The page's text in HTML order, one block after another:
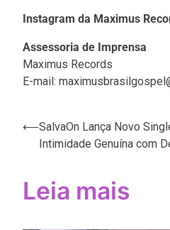
Instagram da Maximus
Assessoria de Imprensa
Maximus Records
E-mail:
Navegação
⟵SalvaOn Lança Novo
Intimidade Genuína com
Leia mais